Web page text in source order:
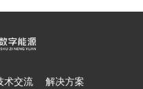
术交流 解决方案